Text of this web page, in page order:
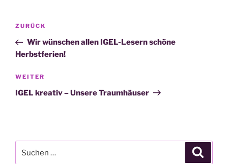
Beitragsnavigation
Vorheriger
Beitrag
ZURÜCK
Wir wünschen allen IGEL-Lesern schöne
Herbstferien!
Nächster
Beitrag
WEITER
IGEL kreativ – Unsere Traumhäuser
nach: